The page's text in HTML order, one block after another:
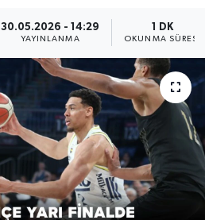
30.05.2026 - 14:29
YAYINLANMA
1 DK
OKUNMA SÜRESI